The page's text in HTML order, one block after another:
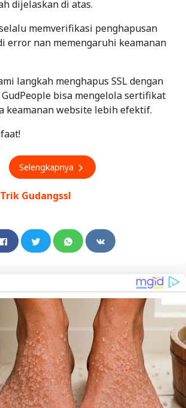
dijelaskan di atas.
memverifikasi penghapusan
error nan memengaruhi keamanan
langkah menghapus SSL dengan
GudPeople bisa mengelola sertifikat
keamanan website lebih efektif.
Selengkapnya
Gudangssl